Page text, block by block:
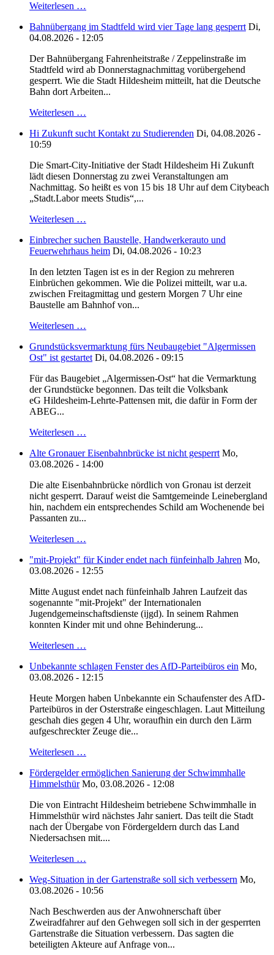
Weiterlesen …
Bahnübergang im Stadtfeld wird vier Tage lang gesperrt Di,
04.08.2026 - 12:05
Der Bahnübergang Fahrenheitstraße / Zeppelinstraße im
Stadtfeld wird ab Donnerstagnachmittag vorübergehend
gesperrt. Wie die Stadt Hildesheim mitteilt, hat die Deutsche
Bahn dort Arbeiten...
Weiterlesen …
Hi Zukunft sucht Kontakt zu Studierenden Di, 04.08.2026 -
10:59
Die Smart-City-Initiative der Stadt Hildesheim Hi Zukunft
lädt diesen Donnerstag zu zwei Veranstaltungen am
Nachmittag. So heißt es von 15 bis 18 Uhr auf dem Citybeach
„Stadt.Labor meets Studis“,...
Weiterlesen …
Einbrecher suchen Baustelle, Handwerkerauto und
Feuerwehrhaus heim Di, 04.08.2026 - 10:23
In den letzten Tagen ist es in der Region zu mehreren
Einbrüchen gekommen. Wie die Polizei mitteilt, war u.a.
zwischen Freitagmittag und gestern Morgen 7 Uhr eine
Baustelle am Bahnhof von...
Weiterlesen …
Grundstücksvermarktung fürs Neubaugebiet "Algermissen
Ost" ist gestartet Di, 04.08.2026 - 09:15
Für das Baugebiet „Algermissen-Ost“ hat die Vermarktung
der Grundstücke begonnen. Das teilt die Volksbank
eG Hildesheim-Lehrte-Pattensen mit, die dafür in Form der
ABEG...
Weiterlesen …
Alte Gronauer Eisenbahnbrücke ist nicht gesperrt Mo,
03.08.2026 - 14:00
Die alte Eisenbahnbrücke nördlich von Gronau ist derzeit
nicht gesperrt. Darauf weist die Samtgemeinde Leinebergland
hin, nachdem ein entsprechendes Schild am Wochenende bei
Passanten zu...
Weiterlesen …
"mit-Projekt" für Kinder endet nach fünfeinhalb Jahren Mo,
03.08.2026 - 12:55
Mitte August endet nach fünfeinhalb Jahren Laufzeit das
sogenannte "mit-Projekt" der Internationalen
Jugendgemeinschaftsdienste (ijgd). In seinem Rahmen
konnten Kinder mit und ohne Behinderung...
Weiterlesen …
Unbekannte schlagen Fenster des AfD-Parteibüros ein Mo,
03.08.2026 - 12:15
Heute Morgen haben Unbekannte ein Schaufenster des AfD-
Parteibüros in der Osterstraße eingeschlagen. Laut Mitteilung
geschah dies gegen 4 Uhr, woraufhin ein durch den Lärm
aufgeschreckter Zeuge die...
Weiterlesen …
Fördergelder ermöglichen Sanierung der Schwimmhalle
Himmelsthür Mo, 03.08.2026 - 12:08
Die von Eintracht Hildesheim betriebene Schwimmhalle in
Himmelsthür wird nächstes Jahr saniert. Das teilt die Stadt
nach der Übergabe von Fördergeldern durch das Land
Niedersachsen mit....
Weiterlesen …
Weg-Situation in der Gartenstraße soll sich verbessern Mo,
03.08.2026 - 10:56
Nach Beschwerden aus der Anwohnerschaft über
Zweiradfahrer auf den Gehwegen soll sich in der gesperrten
Gartenstraße die Situation verbessern. Das sagten die
beteiligten Akteure auf Anfrage von...